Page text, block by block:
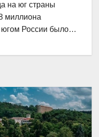
на юг страны
миллиона
югом России было…